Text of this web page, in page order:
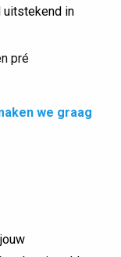
uitstekend in
pré
we graag